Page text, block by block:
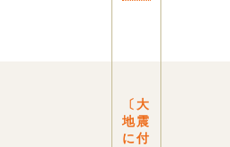
〔大
地震
に付